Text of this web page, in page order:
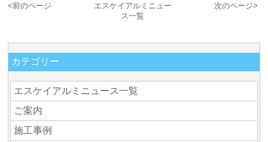
<前のページ
エスケイアルミニュー
ス一覧
次のページ>
カテゴリー
エスケイアルミニュース一覧
ご案内
施工事例